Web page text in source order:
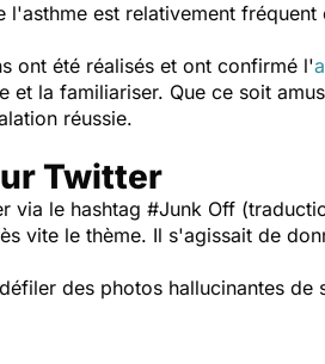
est relativement
ont été réalisés et ont confirmé l'
la familiariser. Que ce soit
réussie.
Twitter
via le hashtag #Junk Off
vite le thème. Il s'agissait de
des photos hallucinantes de